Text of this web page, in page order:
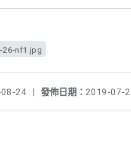
26-nf1.jpg
發佈日期： 2019-07-
24 |